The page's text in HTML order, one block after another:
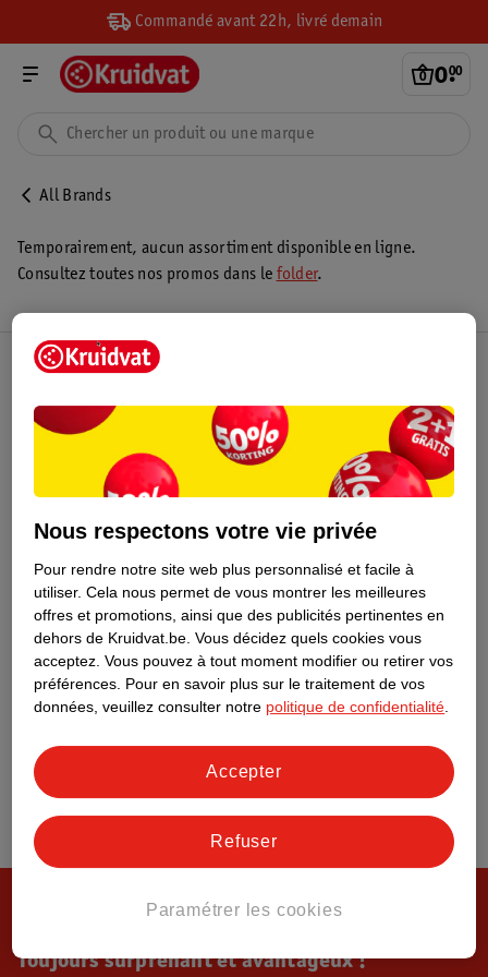
Commandé avant 22h, livré demain
0.
00
All Brands
Temporairement, aucun assortiment disponible en ligne.
Consultez toutes nos promos dans le folder.
Toujours surprenant et avantageux !
Nous respectons votre vie privée
Pour rendre notre site web plus personnalisé et facile à
utiliser. Cela nous permet de vous montrer les meilleures
offres et promotions, ainsi que des publicités pertinentes en
dehors de Kruidvat.be. Vous décidez quels cookies vous
acceptez. Vous pouvez à tout moment modifier ou retirer vos
préférences. Pour en savoir plus sur le traitement de vos
données, veuillez consulter notre politique de confidentialité
Paramétrer les cookies
Refuser
Accepter